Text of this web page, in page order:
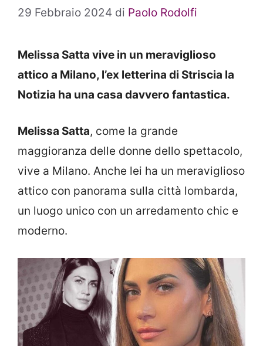
29 Febbraio 2024 di Paolo Rodolfi
Melissa Satta vive in un meraviglioso
attico a Milano, l’ex letterina di Striscia la
Notizia ha una casa davvero fantastica.
Melissa Satta, come la grande
maggioranza delle donne dello spettacolo,
vive a Milano. Anche lei ha un meraviglioso
attico con panorama sulla città lombarda,
un luogo unico con un arredamento chic e
moderno.